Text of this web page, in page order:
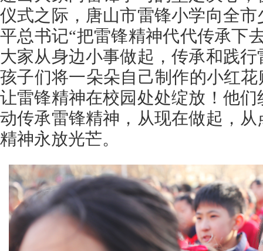
仪式之际，唐山市雷锋小学向全
平总书记“把雷锋精神代代传承下
大家从身边小事做起，传承和践
孩子们将一朵朵自己制作的小红
让雷锋精神在校园处处绽放！他
动传承雷锋精神，从现在做起，
精神永放光芒。